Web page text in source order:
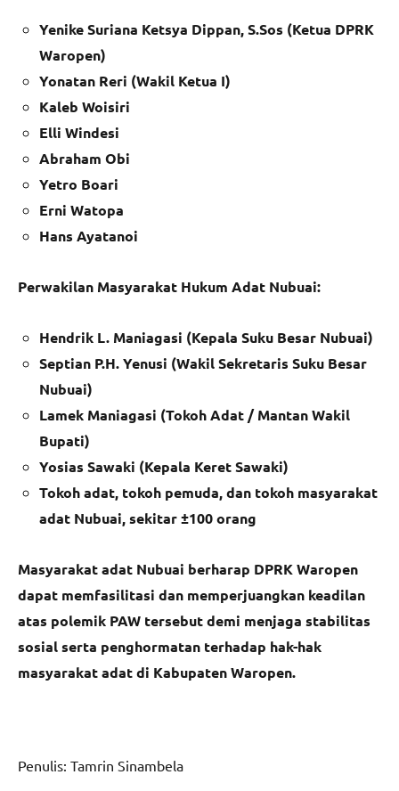
Yenike Suriana Ketsya Dippan, S.Sos (Ketua DPRK
Waropen)
Yonatan Reri (Wakil Ketua I)
Kaleb Woisiri
Elli Windesi
Abraham Obi
Yetro Boari
Erni Watopa
Hans Ayatanoi
Perwakilan Masyarakat Hukum Adat Nubuai:
Hendrik L. Maniagasi (Kepala Suku Besar Nubuai)
Septian P.H. Yenusi (Wakil Sekretaris Suku Besar
Nubuai)
Lamek Maniagasi (Tokoh Adat / Mantan Wakil
Bupati)
Yosias Sawaki (Kepala Keret Sawaki)
Tokoh adat, tokoh pemuda, dan tokoh masyarakat
adat Nubuai, sekitar ±100 orang
Masyarakat adat Nubuai berharap DPRK Waropen
dapat memfasilitasi dan memperjuangkan keadilan
atas polemik PAW tersebut demi menjaga stabilitas
sosial serta penghormatan terhadap hak-hak
masyarakat adat di Kabupaten Waropen.
Penulis: Tamrin Sinambela